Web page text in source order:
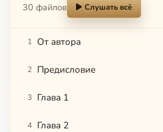
30 файлов Слушать всё
1 От автора
2 Предисловие
3 Глава 1
4 Глава 2